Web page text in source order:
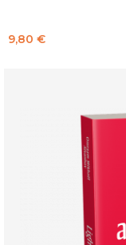
Prix
9,80 €